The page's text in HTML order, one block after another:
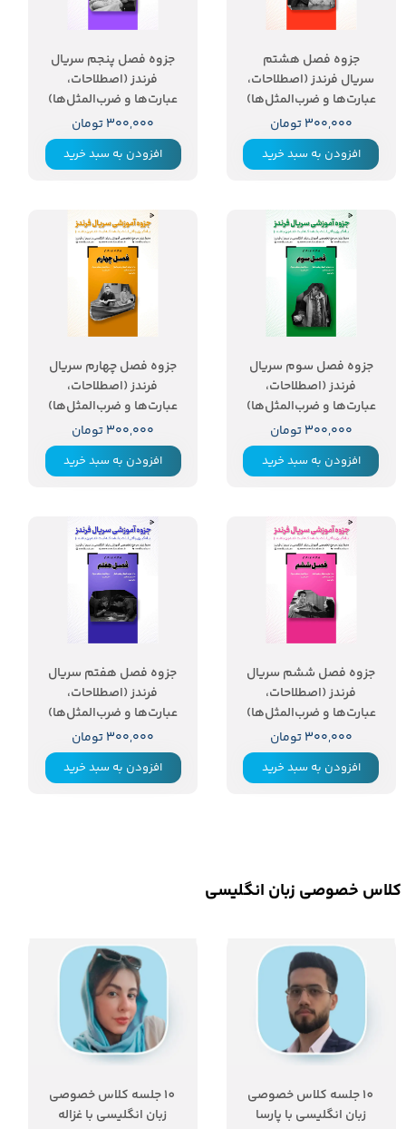
جزوه فصل هشتم
سریال فرندز (اصطلاحات،
عبارت‌ها و ضرب‌المثل‌ها)
۳۰۰,۰۰۰ تومان
افزودن به سبد خرید
جزوه فصل پنجم سریال
فرندز (اصطلاحات،
عبارت‌ها و ضرب‌المثل‌ها)
۳۰۰,۰۰۰ تومان
افزودن به سبد خرید
جزوه فصل سوم سریال
فرندز (اصطلاحات،
عبارت‌ها و ضرب‌المثل‌ها)
۳۰۰,۰۰۰ تومان
افزودن به سبد خرید
جزوه فصل چهارم سریال
فرندز (اصطلاحات،
عبارت‌ها و ضرب‌المثل‌ها)
۳۰۰,۰۰۰ تومان
افزودن به سبد خرید
جزوه فصل ششم سریال
فرندز (اصطلاحات،
عبارت‌ها و ضرب‌المثل‌ها)
۳۰۰,۰۰۰ تومان
افزودن به سبد خرید
جزوه فصل هفتم سریال
فرندز (اصطلاحات،
عبارت‌ها و ضرب‌المثل‌ها)
۳۰۰,۰۰۰ تومان
افزودن به سبد خرید
کلاس خصوصی زبان انگلیسی
10 جلسه کلاس خصوصی
زبان انگلیسی با پارسا
10 جلسه کلاس خصوصی
زبان انگلیسی با غزاله